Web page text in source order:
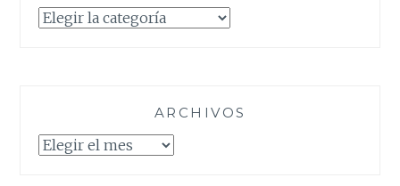
Categorías
ARCHIVOS
Archivos